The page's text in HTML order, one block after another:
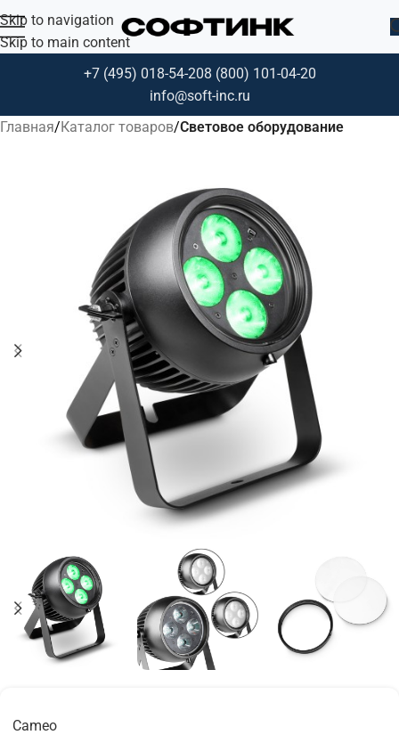
Skip to navigation
Skip to main content
+7 (495) 018-54-208 (800) 101-04-20
info@soft-inc.ru
Главная Каталог товаров Световое оборудование
Cameo